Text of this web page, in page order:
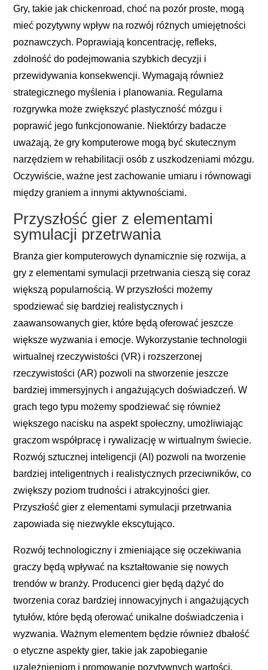
Gry, takie jakchickenroad, choć na pozór proste, mogą
mieć pozytywny wpływ na rozwój różnych umiejętności
poznawczych. Poprawiają koncentrację, refleks,
zdolność do podejmowania szybkich decyzji i
przewidywania konsekwencji. Wymagają również
strategicznego myślenia i planowania. Regularna
rozgrywka może zwiększyć plastyczność mózgu i
poprawić jego funkcjonowanie. Niektórzy badacze
uważają, że gry komputerowe mogą być skutecznym
narzędziem w rehabilitacji osób z uszkodzeniami mózgu.
Oczywiście, ważne jest zachowanie umiaru i równowagi
między graniem a innymi aktywnościami.
Przyszłość gier z elementami
symulacji przetrwania
Branża gier komputerowych dynamicznie się rozwija, a
gry z elementami symulacji przetrwania cieszą się coraz
większą popularnością. W przyszłości możemy
spodziewać się bardziej realistycznych i
zaawansowanych gier, które będą oferować jeszcze
większe wyzwania i emocje. Wykorzystanie technologii
wirtualnej rzeczywistości (VR) i rozszerzonej
rzeczywistości (AR) pozwoli na stworzenie jeszcze
bardziej immersyjnych i angażujących doświadczeń. W
grach tego typu możemy spodziewać się również
większego nacisku na aspekt społeczny, umożliwiając
graczom współpracę i rywalizację w wirtualnym świecie.
Rozwój sztucznej inteligencji (AI) pozwoli na tworzenie
bardziej inteligentnych i realistycznych przeciwników, co
zwiększy poziom trudności i atrakcyjności gier.
Przyszłość gier z elementami symulacji przetrwania
zapowiada się niezwykle ekscytująco.
Rozwój technologiczny i zmieniające się oczekiwania
graczy będą wpływać na kształtowanie się nowych
trendów w branży. Producenci gier będą dążyć do
tworzenia coraz bardziej innowacyjnych i angażujących
tytułów, które będą oferować unikalne doświadczenia i
wyzwania. Ważnym elementem będzie również dbałość
o etyczne aspekty gier, takie jak zapobieganie
uzależnieniom i promowanie pozytywnych wartości.